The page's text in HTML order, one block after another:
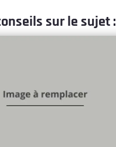
sur le sujet :